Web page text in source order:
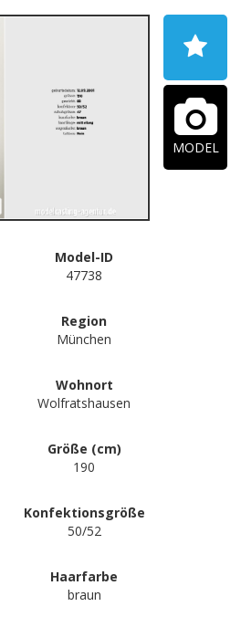
Model-ID
47738
Region
München
Wohnort
Wolfratshausen
Größe (cm)
190
Konfektionsgröße
50/52
Haarfarbe
braun
MODEL